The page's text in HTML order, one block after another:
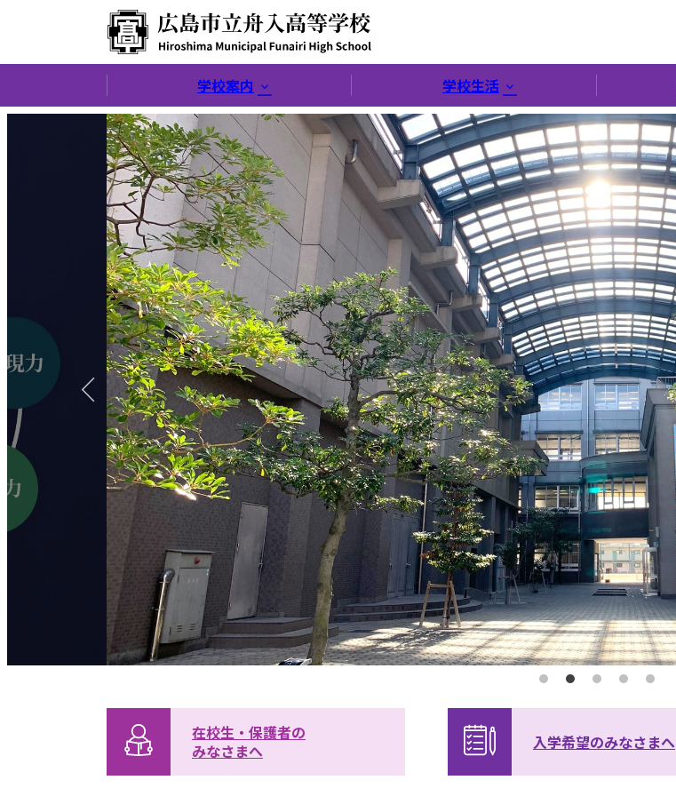
広島市立舟入高等学
校 学校案内 学校生活
在校生・保護者の
みなさまへ
入学希望のみなさまへ